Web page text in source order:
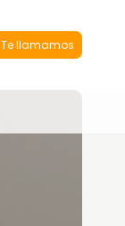
Te llamamos